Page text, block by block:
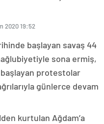
2020 19:52
başlayan savaş 44
sona ermiş,
başlayan protestolar
günlerce devam
kurtulan Ağdam’a